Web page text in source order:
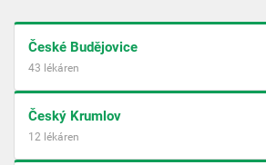
České Budějovice
43 lékáren
Český Krumlov
12 lékáren